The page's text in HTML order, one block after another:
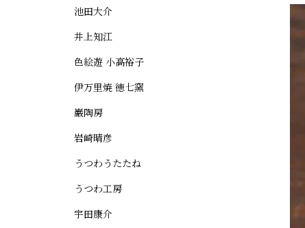
池田大介
井上知江
色絵遊 小高裕子
伊万里焼 徳七窯
巌陶房
岩崎晴彦
うつわうたたね
うつわ工房
宇田康介